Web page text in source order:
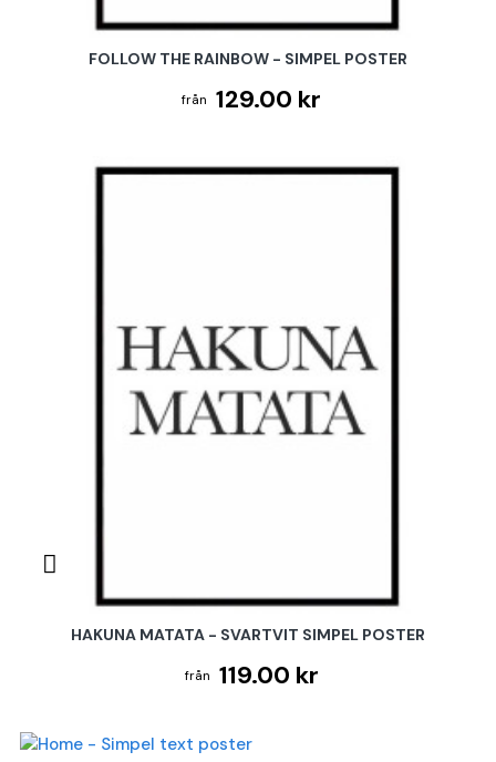
FOLLOW THE RAINBOW - SIMPEL POSTER
129.00 kr
HAKUNA MATATA - SVARTVIT SIMPEL POSTER
119.00 kr